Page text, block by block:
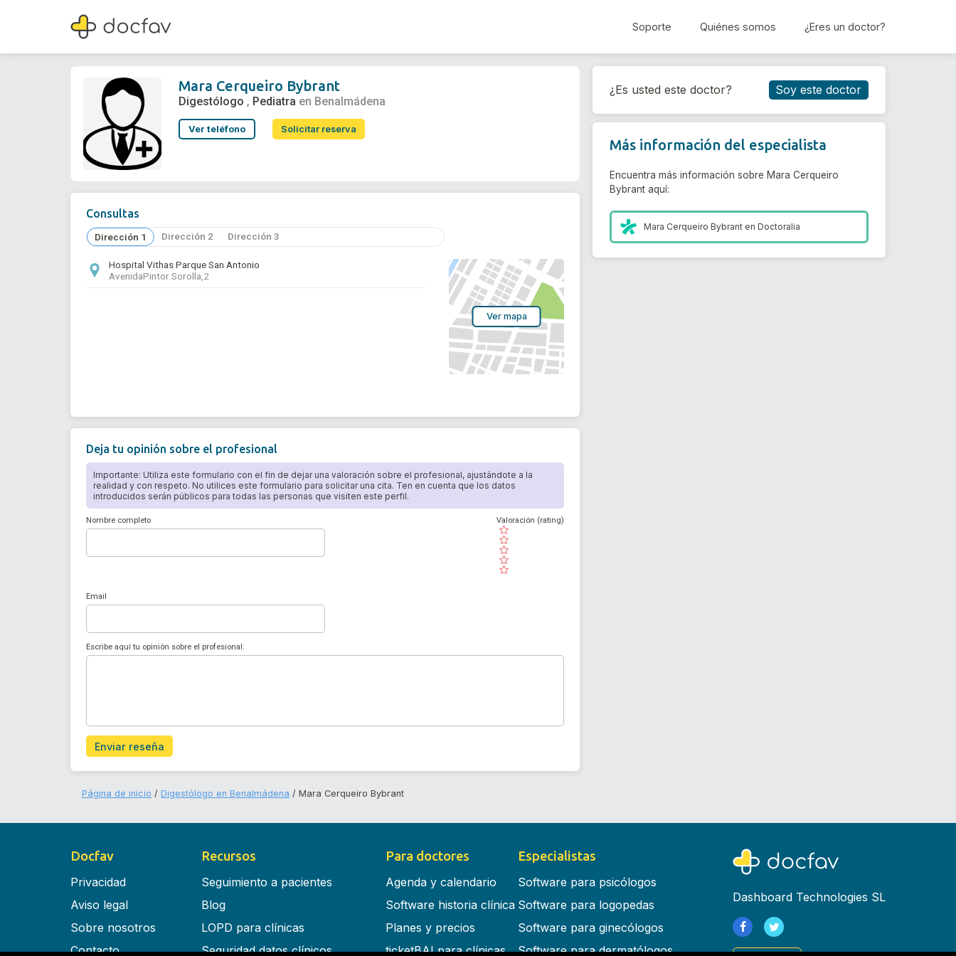
Soporte Quiénes somos ¿Eres un doctor?
Mara Cerqueiro Bybrant
Digestólogo ,Pediatra
Reservar cita
Mara Cerqueiro Bybrant
Digestólogo , Pediatra en Benalmádena
Ver teléfono Solicitar reserva
Consultas
Dirección 1 Dirección 2 Dirección 3
Hospital Vithas Parque San Antonio
AvenidaPintor Sorolla,2
Ver mapa
Deja tu opinión sobre el profesional
Importante: Utiliza este formulario con el fin de dejar una valoración sobre el profesional, ajustándote a la
realidad y con respeto. No utilices este formulario para solicitar una cita. Ten en cuenta que los datos
introducidos serán públicos para todas las personas que visiten este perfil.
Nombre completo
( )
( )
( )
( )
( )
Valoración (rating)
Email
Escribe aquí tu opinión sobre el profesional:
Enviar reseña
¿Es usted este doctor? Soy este doctor
Más información del especialista
Encuentra más información sobre Mara Cerqueiro
Bybrant aquí:
Mara Cerqueiro Bybrant enDoctoralia
Página de inicio Digestólogo en Benalmádena Mara Cerqueiro Bybrant
Docfav
Privacidad
Aviso legal
Sobre nosotros
Contacto
Recursos
Seguimiento a pacientes
Blog
LOPD para clínicas
Seguridad datos clínicos
Para doctores
Agenda y calendario
Software historia clínica
Planes y precios
ticketBAI para clínicas
Especialistas
Software para psicólogos
Software para logopedas
Software para ginecólogos
Software para dermatólogos
Dashboard Technologies SL